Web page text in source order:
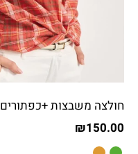
חולצה משבצות +כפתורים
₪150.00